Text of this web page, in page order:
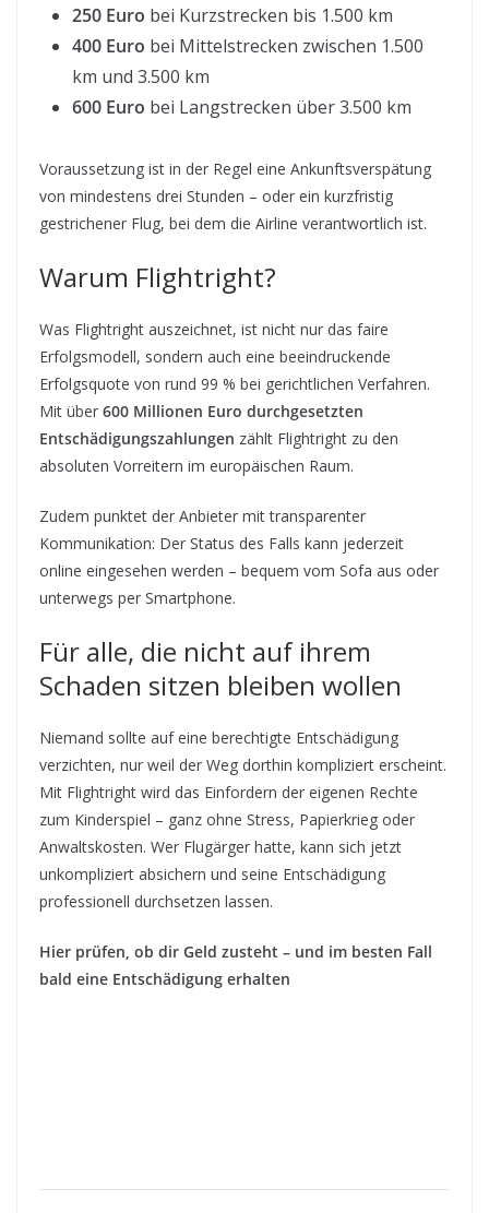
250 Euro bei Kurzstrecken bis 1.500 km
400 Euro bei Mittelstrecken zwischen 1.500
km und 3.500 km
600 Euro bei Langstrecken über 3.500 km
Voraussetzung ist in der Regel eine Ankunftsverspätung
von mindestens drei Stunden – oder ein kurzfristig
gestrichener Flug, bei dem die Airline verantwortlich ist.
Warum Flightright?
Was Flightright auszeichnet, ist nicht nur das faire
Erfolgsmodell, sondern auch eine beeindruckende
Erfolgsquote von rund 99 % bei gerichtlichen Verfahren.
Mit über 600 Millionen Euro durchgesetzten
Entschädigungszahlungen zählt Flightright zu den
absoluten Vorreitern im europäischen Raum.
Zudem punktet der Anbieter mit transparenter
Kommunikation: Der Status des Falls kann jederzeit
online eingesehen werden – bequem vom Sofa aus oder
unterwegs per Smartphone.
Für alle, die nicht auf ihrem
Schaden sitzen bleiben wollen
Niemand sollte auf eine berechtigte Entschädigung
verzichten, nur weil der Weg dorthin kompliziert erscheint.
Mit Flightright wird das Einfordern der eigenen Rechte
zum Kinderspiel – ganz ohne Stress, Papierkrieg oder
Anwaltskosten. Wer Flugärger hatte, kann sich jetzt
unkompliziert absichern und seine Entschädigung
professionell durchsetzen lassen.
Hier prüfen, ob dir Geld zusteht – und im besten Fall
bald eine Entschädigung erhalten